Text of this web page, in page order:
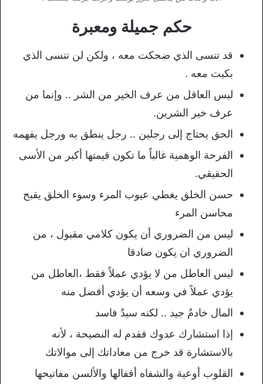
حكم جميلة ومعبرة
قد تنسى الذي ضحكت معه ، ولكن لن تنسى الذي
بكيت معه .
ليس العاقل من عرف الخير من الشر .. وإنما من
عرف خير الشرين.
الحق يحتاج إلى رجلين .. رجل ينطق به ورجل يفهمه
الفرحة الوهمية غالباً ما تكون قيمتها أكبر من الأسى
الحقيقي.
حسن الخلق يغطي عيوب المرء وسوء الخلق يقبح
محاسن المرء
ليس من الضروري أن يكون كلامي مقبول ، من
الضروري ان يكون صادقا
ليس العاطل من لا يؤدي عملاً فقط ،العاطل من
يؤدي عملاً في وسعه أن يؤدي أفضل منه
المال خادمٌ جيد .. لكنه سيدٌ فاسد
إذا استشارك عدوك فقدم له النصيحة ، لأنه
بالاستشارة قد خرج من معاداتك إلى موالاتك
القلوب أوعية والشفاه أقفالها والألسن مفاتيحها